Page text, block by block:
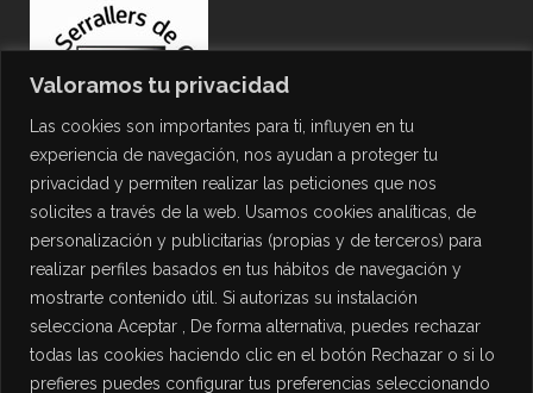
Valoramos tu privacidad
Las cookies son importantes para ti, influyen en tu
experiencia de navegación, nos ayudan a proteger tu
privacidad y permiten realizar las peticiones que nos
solicites a través de la web. Usamos cookies analíticas, de
personalización y publicitarias (propias y de terceros) para
realizar perfiles basados en tus hábitos de navegación y
mostrarte contenido útil. Si autorizas su instalación
selecciona Aceptar , De forma alternativa, puedes rechazar
todas las cookies haciendo clic en el botón Rechazar o si lo
prefieres puedes configurar tus preferencias seleccionando
PROTECCIÓN DE DATOS
Política de Privacidad
Política de Cookies
Aviso Legal